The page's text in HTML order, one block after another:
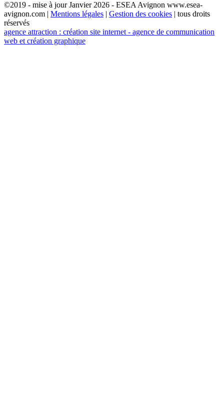
©2019 - mise à jour Janvier 2026 - ESEA Avignon www.esea-
avignon.com | Mentions légales | Gestion des cookies | tous droits
réservés
agence attraction : création site internet - agence de communication
web et création graphique